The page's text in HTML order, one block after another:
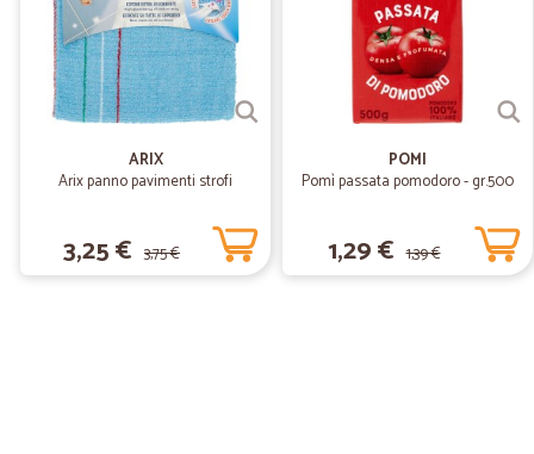
ARIX
Arix panno pavimenti strofi
3,25 € 3,75 €
POMI
Pomì passata pomodoro - gr.500
1,29 € 1,39 €